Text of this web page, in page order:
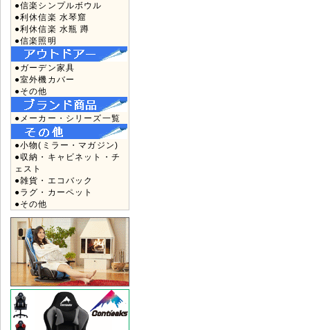
●信楽シンプルボウル
●利休信楽 水琴窟
●利休信楽 水瓶 蹲
●信楽照明
●ガーデン家具
●室外機カバー
●その他
●メーカー・シリーズ一覧
●小物(ミラー・マガジン)
●収納・キャビネット・チ
ェスト
●雑貨・エコバック
●ラグ・カーペット
●その他